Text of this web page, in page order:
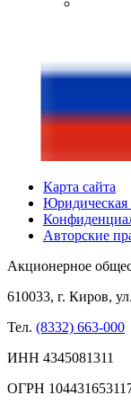
Карта сайта
Авторские
Акционерное
610033, г. Киров,
Тел. (8332) 663-000
ИНН 4345081311
ОГРН